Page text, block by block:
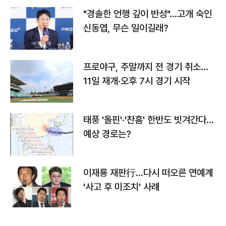
"경솔한 언행 깊이 반성"…고개 숙인
신동엽, 무슨 일이길래?
프로야구, 주말까지 전 경기 취소…
11일 재개·오후 7시 경기 시작
태풍 '돌핀'·'찬홈' 한반도 빗겨간다…
예상 경로는?
이재룡 재판行…다시 떠오른 연예계
'사고 후 미조치' 사례